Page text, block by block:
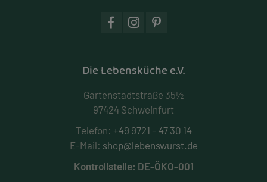
Die Lebensküche e.V.
Gartenstadtstraße 35½
97424 Schweinfurt
Telefon: +49 9721 – 47 30 14
E-Mail: shop@lebenswurst.de
Kontrollstelle: DE-ÖKO-001